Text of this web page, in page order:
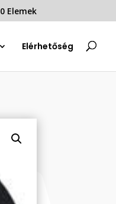
0 Elemek
Elérhetőség